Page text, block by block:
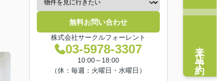
無料お問い合わせ
株式会社サークルフォーレント
03-5978-3307
10:00～18:00
（休：毎週：火曜日・水曜日）
来店予約